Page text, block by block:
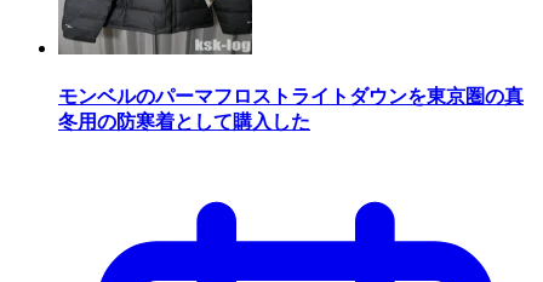
モンベルのパーマフロストライトダウンを東京圏の真
冬用の防寒着として購入した